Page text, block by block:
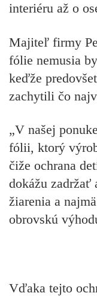
interiéru až o
Majiteľ firmy
fólie nemusia
keďže
zachytili čo
„V našej
fólii, ktorý
čiže ochrana
dokážu zadržať
žiarenia a
obrovskú
Vďaka tejto